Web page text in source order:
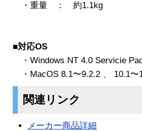
・重量 ： 約1.1kg
■対応OS
・Windows NT 4.0 Servicie
・MacOS 8.1〜9.2.2 、 10.1〜
関連リンク
メーカー商品詳細